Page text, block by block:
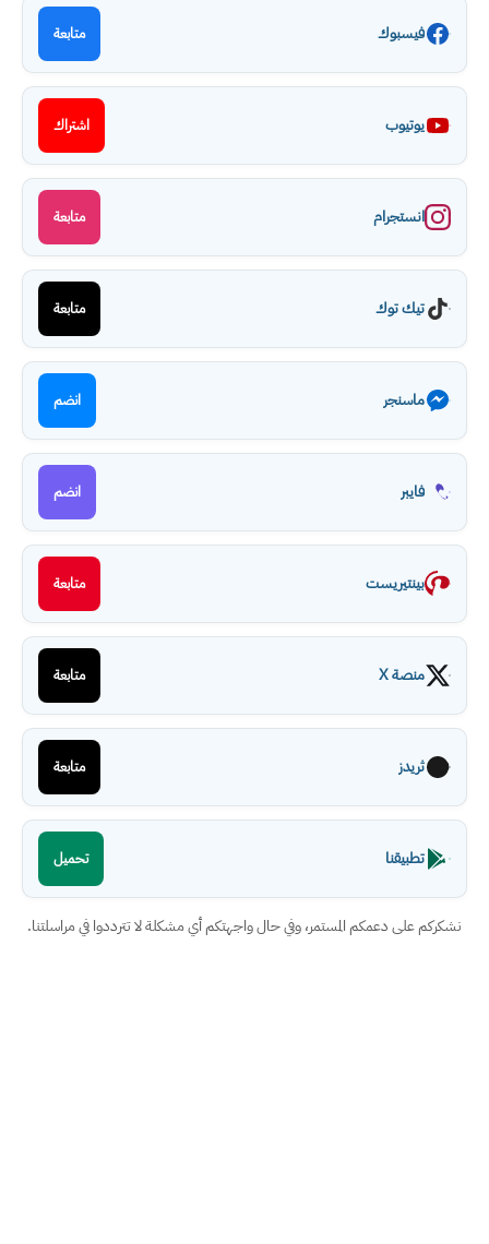
فيسبوك متابعة
يوتيوب اشتراك
انستجرام متابعة
تيك توك متابعة
ماسنجر انضم
فايبر انضم
بينتيريست متابعة
منصة X متابعة
ثريدز متابعة
تطبيقنا تحميل
نشكركم على دعمكم المستمر، وفي حال واجهتكم أي مشكلة لا تترددوا في مراسلتنا.